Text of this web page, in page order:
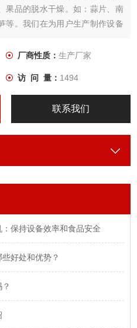
果品的脱水干燥。如：蒜片、南
等。我们在为用户生产制作设备
用．品质Z佳的蔬菜干燥设备。
厂商性质： 生产厂家
访 问 量： 1494
联系我们
保持设备效率和食品安全
好处和优势？